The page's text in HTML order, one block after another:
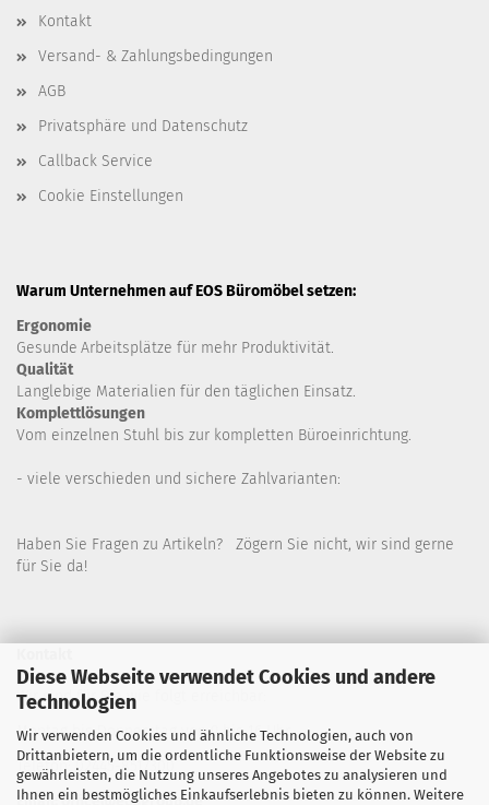
Diese Webseite verwendet Cookies und andere
Technologien
Wir verwenden Cookies und ähnliche Technologien, auch von
Drittanbietern, um die ordentliche Funktionsweise der Website zu
gewährleisten, die Nutzung unseres Angebotes zu analysieren und
Ihnen ein bestmögliches Einkaufserlebnis bieten zu können. Weitere
Kontakt
Versand- & Zahlungsbedingungen
AGB
Privatsphäre und Datenschutz
Callback Service
Cookie Einstellungen
Warum Unternehmen auf EOS Büromöbel setzen:
Ergonomie
Gesunde Arbeitsplätze für mehr Produktivität.
Qualität
Langlebige Materialien für den täglichen Einsatz.
Komplettlösungen
Vom einzelnen Stuhl bis zur kompletten Büroeinrichtung.
- viele verschieden und sichere Zahlvarianten:
Haben Sie Fragen zu Artikeln? Zögern Sie nicht, wir sind gerne
für Sie da!
Wir sind für Sie wie folgt erreichbar:
Montag bis Donnerstag von 9 bis 16 Uhr
Telefon: 02445-8517300